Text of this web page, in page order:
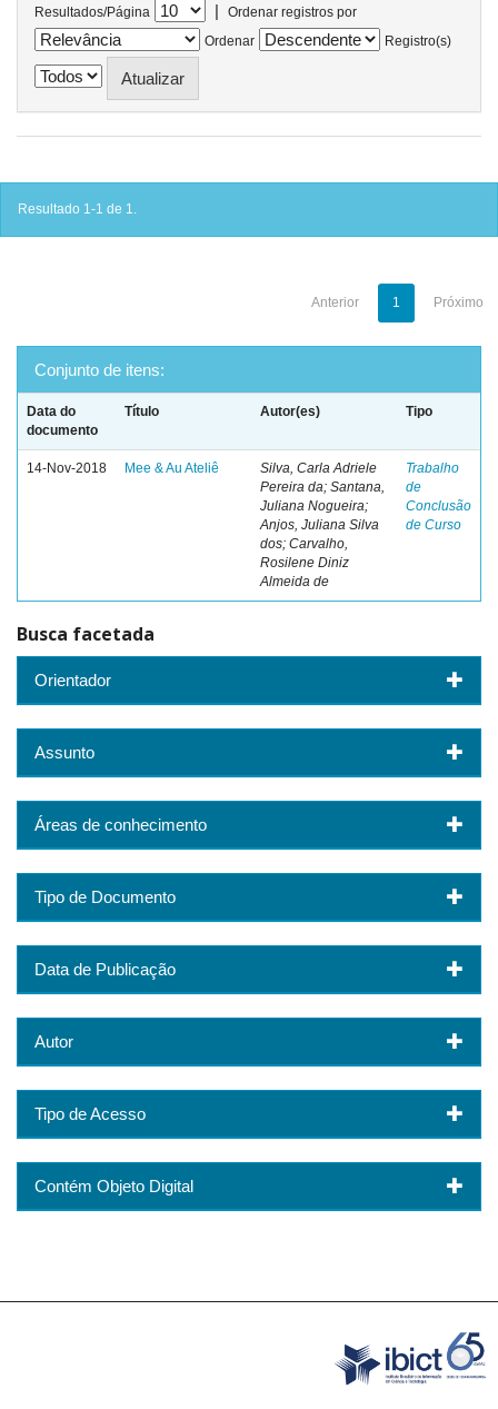
Resultados/Página |
Ordenar registros por
Ordenar
Registro(s)
Resultado 1-1 de 1.
Anterior 1 Próximo
Conjunto de itens:
Data do
documento
Título Autor(es) Tipo
14-Nov-2018 Mee & Au Ateliê
Silva, Carla Adriele
Pereira da; Santana,
Juliana Nogueira;
Anjos, Juliana Silva
dos; Carvalho,
Rosilene Diniz
Almeida de
Trabalho
de
Conclusão
de Curso
Busca facetada
Orientador
Assunto
Áreas de conhecimento
Tipo de Documento
Data de Publicação
Autor
Tipo de Acesso
Contém Objeto Digital